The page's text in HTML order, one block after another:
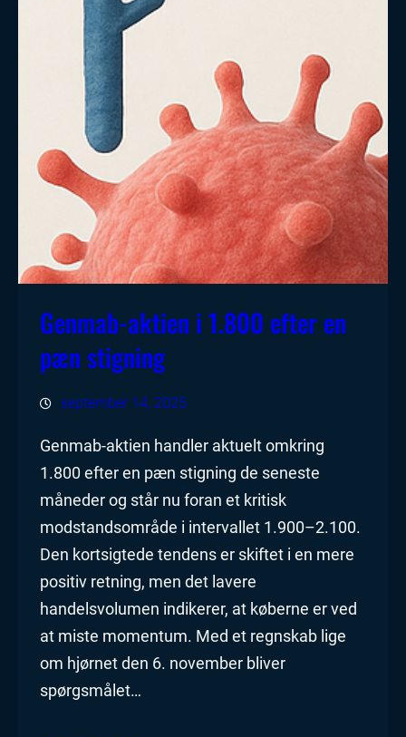
Genmab-aktien i 1.800 efter en
pæn stigning
september 14, 2025
Genmab-aktien handler aktuelt omkring
1.800 efter en pæn stigning de seneste
måneder og står nu foran et kritisk
modstandsområde i intervallet 1.900–2.100.
Den kortsigtede tendens er skiftet i en mere
positiv retning, men det lavere
handelsvolumen indikerer, at køberne er ved
at miste momentum. Med et regnskab lige
om hjørnet den 6. november bliver
spørgsmålet…